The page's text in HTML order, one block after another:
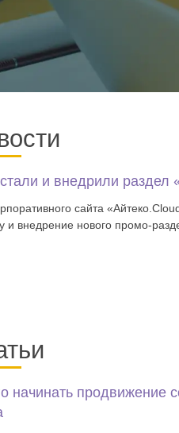
и внедрили раздел
сайта
и внедрение нового промо-
начинать продвижение